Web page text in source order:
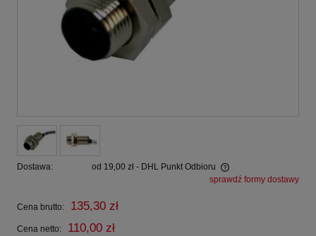
Dostawa: od 19,00 zł - DHL Punkt Odbioru
Cena nie zawiera ewentualnych kosztów płatnościsprawdź formy dostawy
Cena brutto: 135,30 zł
Cena netto: 110,00 zł